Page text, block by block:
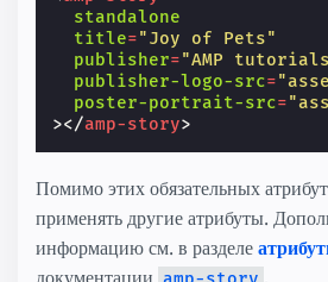
standalone
title="Joy of Pets"
publisher="AMP
publisher-logo-src=
poster-portrait-src=
></amp-story>
Помимо этих обязательных
применять другие атрибуты.
информацию см. в разделе